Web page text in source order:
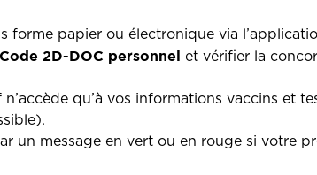
forme papier ou électronique via
2D-DOC personnel et vérifier la
qu’à vos informations vaccins et
un message en vert ou en rouge si votre